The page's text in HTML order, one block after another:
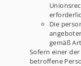
Die
gemäß
Sofern einer
betroffene